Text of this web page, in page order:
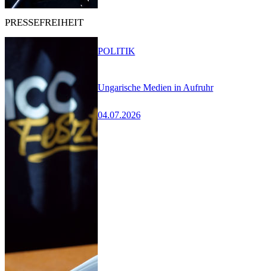
PRESSEFREIHEIT
Ungarische Medien in Aufruhr
04.07.2026
POLITIK